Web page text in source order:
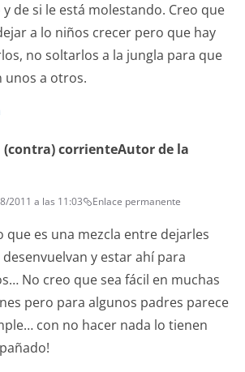
de si le está molestando. Creo que
a lo niños crecer pero que hay
no soltarlos a la jungla para que
unos a otros.
(contra) corrienteAutor de la
2011 a las 11:03 Enlace permanente
que es una mezcla entre dejarles
desenvuelvan y estar ahí para
No creo que sea fácil en muchas
pero para algunos padres parece
con no hacer nada lo tienen